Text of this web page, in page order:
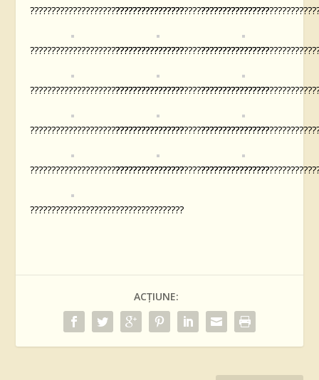
????????????????????????????????????????????????????????????????????????
????????????????????????????????????????????????????????????????????????
????????????????????????????????????????????????????????????????????????
????????????????????????????????????????????????????????????????????????
????????????????????????????????????????????????????????????????????????
????????????????????????????????????
ACȚIUNE: